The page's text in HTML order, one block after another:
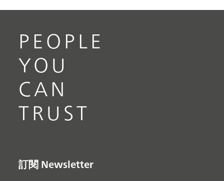
PEOPLE
YOU
CAN
TRUST
訂閱 Newsletter